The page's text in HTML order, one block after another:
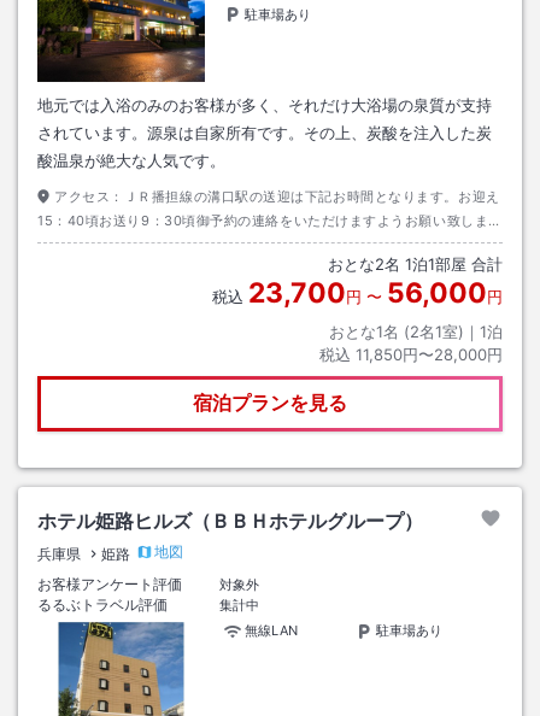
駐車場あり
地元では入浴のみのお客様が多く、それだけ大浴場の泉質が支持
されています。源泉は自家所有です。その上、炭酸を注入した炭
酸温泉が絶大な人気です。
アクセス：
ＪＲ播担線の溝口駅の送迎は下記お時間となります。お迎え
15：40頃お送り9：30頃御予約の連絡をいただけますようお願い致しま
す。
おとな2名 1泊1部屋 合計
税込 23,700円 〜 56,000円
おとな1名 (2名1室)｜ 1泊
税込 11,850円〜28,000円
宿泊プランを見る
ホテル姫路ヒルズ（ＢＢＨホテルグループ）
兵庫県 姫路
地図
お客様アンケート評価
対象外
るるぶトラベル評価
集計中
無線LAN
駐車場あり